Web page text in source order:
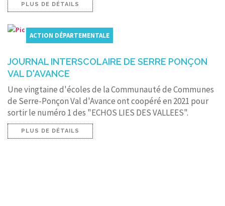
PLUS DE DÉTAILS
ACTION DÉPARTEMENTALE
JOURNAL INTERSCOLAIRE DE SERRE PONÇON
VAL D'AVANCE
Une vingtaine d'écoles de la Communauté de Communes
de Serre-Ponçon Val d'Avance ont coopéré en 2021 pour
sortir le numéro 1 des "ECHOS LIES DES VALLEES".
PLUS DE DÉTAILS